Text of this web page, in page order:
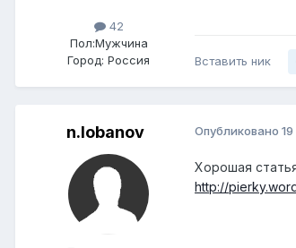
42
Пол:Мужчина
Город: Россия Вставить ник
n.lobanov Опубликовано
Хорошая
http://